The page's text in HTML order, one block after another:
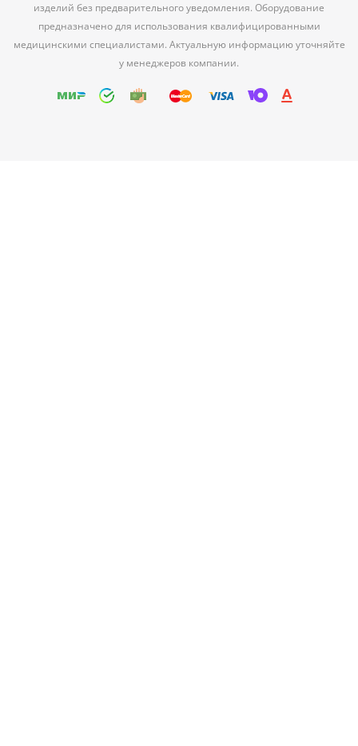
изделий без предварительного уведомления. Оборудование
предназначено для использования квалифицированными
медицинскими специалистами. Актуальную информацию уточняйте
у менеджеров компании.